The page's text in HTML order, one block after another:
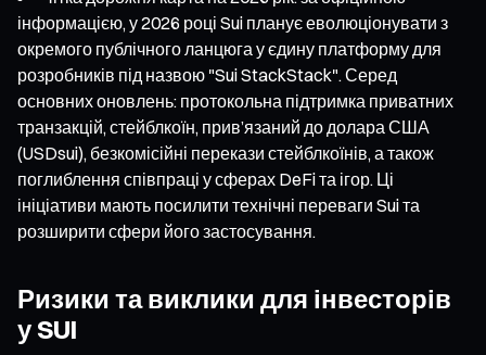
інформацією, у 2026 році Sui планує еволюціонувати з
окремого публічного ланцюга у єдину платформу для
розробників під назвою "Sui StackStack". Серед
основних оновлень: протокольна підтримка приватних
транзакцій, стейблкоїн, прив’язаний до долара США
(USDsui), безкомісійні перекази стейблкоїнів, а також
поглиблення співпраці у сферах DeFi та ігор. Ці
ініціативи мають посилити технічні переваги Sui та
розширити сфери його застосування.
Ризики та виклики для інвесторів
у SUI